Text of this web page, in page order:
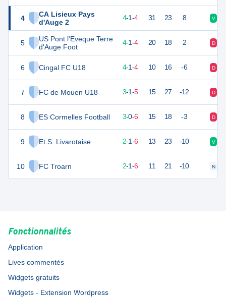
4
CA Lisieux Pays
d'Auge 2
5
US Pont l'Eveque Terre
d'Auge Foot
6 Cingal FC U18
7 FC de Mouen U18
8 ES Cormelles Football
9 Et.S. Livarotaise
10 FC Troarn
13 4-1-4 31 23 8 V
13 9 4-1-4 20 18 2 D
4-1-4 10 16 -6 D
10 3-1-5 15 27 -12 D
9 9 3-0-6 15 18 -3 D
7 2-1-6 13 23 -10 V
2-1-6 11 21 -10 N
Fonctionnalités
Application
Lives commentés
Widgets gratuits
Widgets - Extension Wordpress